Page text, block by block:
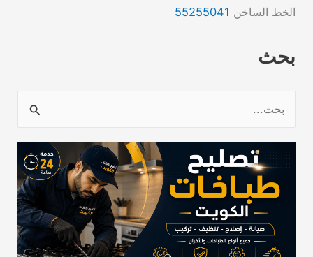
الخط الساخن 55255041
بحث